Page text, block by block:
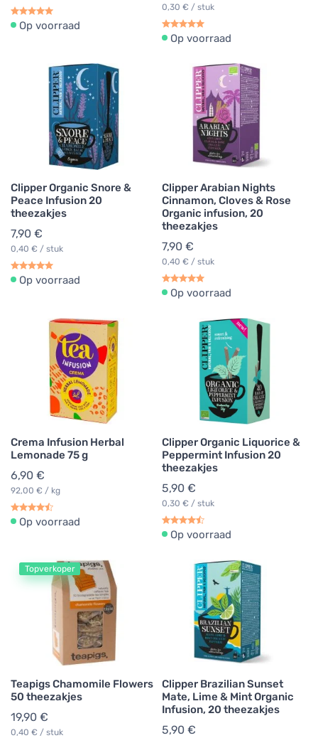
Op voorraad
0,30 € / stuk
Op voorraad
Clipper Organic Snore &
Peace Infusion 20
theezakjes
7,90 €
0,40 € / stuk
Op voorraad
Clipper Arabian Nights
Cinnamon, Cloves & Rose
Organic infusion, 20
theezakjes
7,90 €
0,40 € / stuk
Op voorraad
Crema Infusion Herbal
Lemonade 75 g
6,90 €
92,00 € / kg
Op voorraad
Clipper Organic Liquorice &
Peppermint Infusion 20
theezakjes
5,90 €
0,30 € / stuk
Op voorraad
Topverkoper
Teapigs Chamomile Flowers
50 theezakjes
19,90 €
0,40 € / stuk
Clipper Brazilian Sunset
Mate, Lime & Mint Organic
Infusion, 20 theezakjes
5,90 €